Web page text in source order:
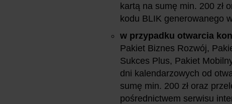
kartą na sumę min. 200 zł
kodu BLIK generowanego
w przypadku otwarcia
Pakiet Biznes Rozwój,
Sukces Plus, Pakiet
dni kalendarzowych od
sumę min. 200 zł oraz
pośrednictwem serwisu